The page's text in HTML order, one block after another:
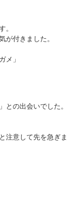
付きました。
メ」
の出会いでした。
注意して先を急ぎま